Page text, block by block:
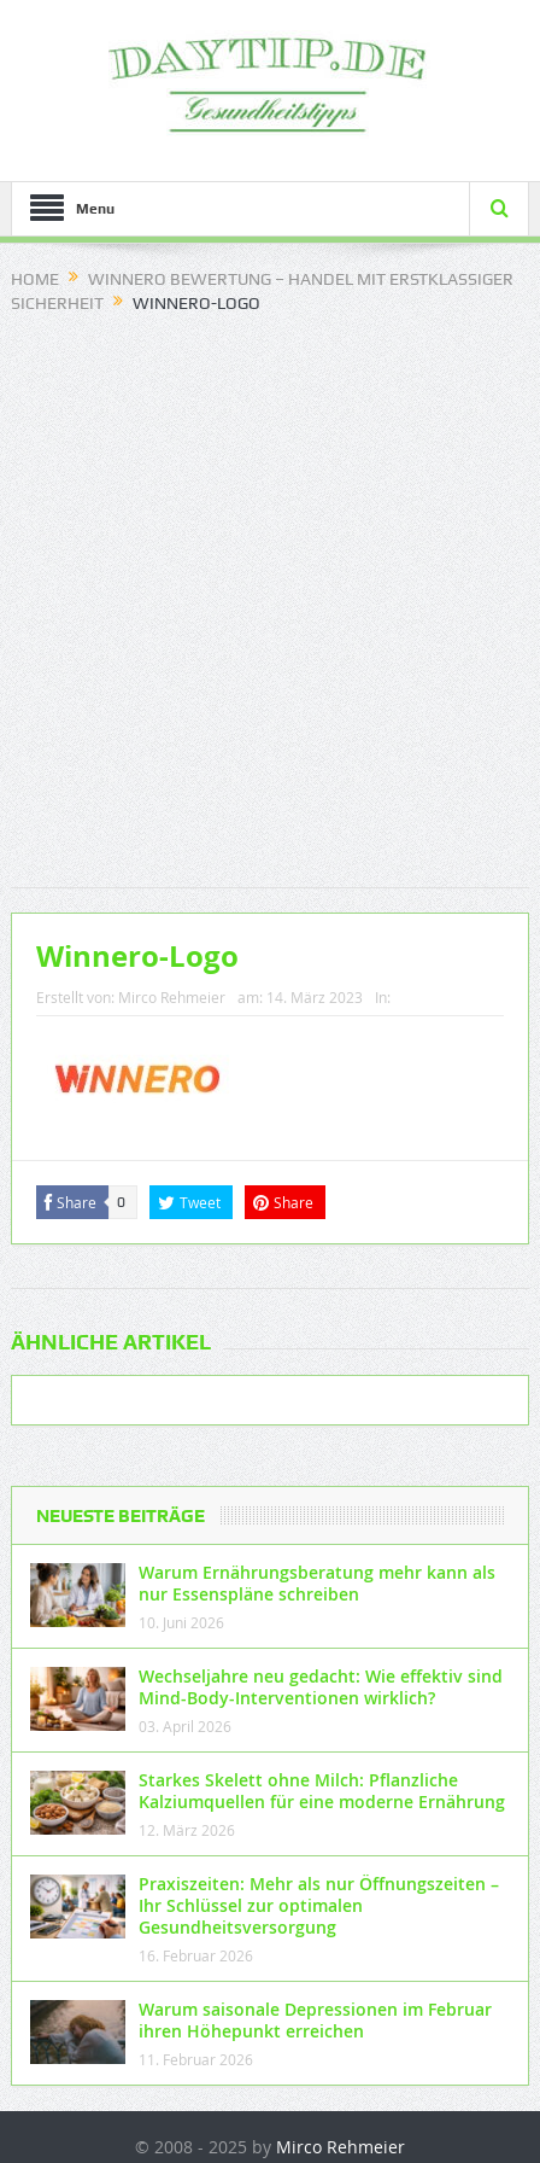
Menu
HOME
WINNERO BEWERTUNG – HANDEL MIT ERSTKLASSIGER
SICHERHEIT
WINNERO-LOGO
Winnero-Logo
Erstellt von: Mirco Rehmeier am: 14. März 2023 In:
Share 0 Tweet Share
ÄHNLICHE ARTIKEL
NEUESTE BEITRÄGE
Warum Ernährungsberatung mehr kann als
nur Essenspläne schreiben
10. Juni 2026
Wechseljahre neu gedacht: Wie effektiv sind
Mind-Body-Interventionen wirklich?
03. April 2026
Starkes Skelett ohne Milch: Pflanzliche
Kalziumquellen für eine moderne Ernährung
12. März 2026
Praxiszeiten: Mehr als nur Öffnungszeiten –
Ihr Schlüssel zur optimalen
Gesundheitsversorgung
16. Februar 2026
Warum saisonale Depressionen im Februar
ihren Höhepunkt erreichen
11. Februar 2026
© 2008 - 2025 by Mirco Rehmeier